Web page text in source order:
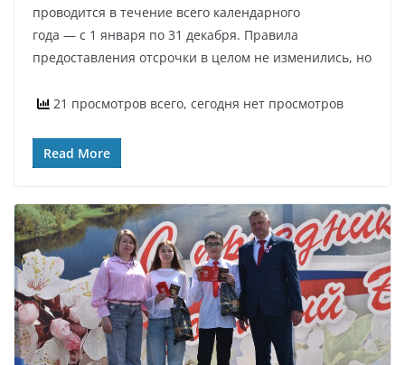
проводится в течение всего календарного
года — с 1 января по 31 декабря. Правила
предоставления отсрочки в целом не изменились, но
21 просмотров всего, сегодня нет просмотров
Read More